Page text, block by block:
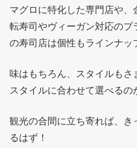
マグロに特化した専門店や、
転寿司やヴィーガン対応の
の寿司店は個性もラインナッ
味はもちろん、スタイルもさ
スタイルに合わせて選べるの
観光の合間に立ち寄れば、
るはず！